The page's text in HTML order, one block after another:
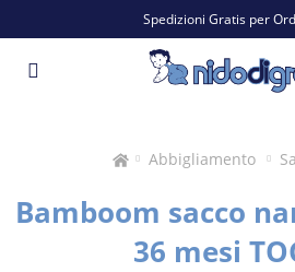
Spedizioni Gratis per
Abbigliamento
Bamboom sacco
36 mesi